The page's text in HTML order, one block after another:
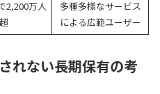
2,200万人
超
多種多様なサービス
による広範ユーザー
れない長期保有の考